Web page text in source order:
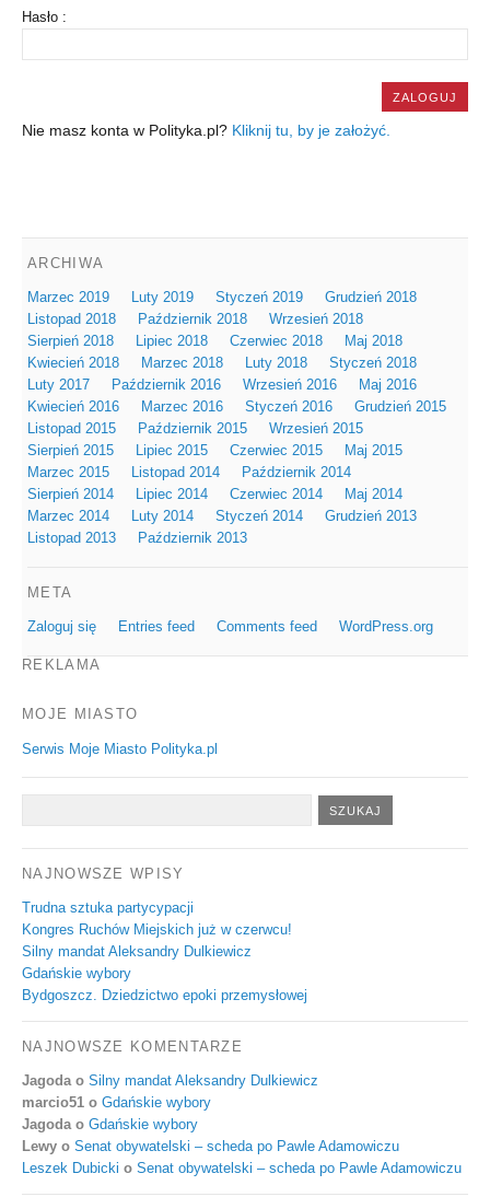
Hasło :
Nie masz konta w Polityka.pl? Kliknij tu, by je założyć.
ARCHIWA
Marzec 2019 Luty 2019 Styczeń 2019
Grudzień 2018
Listopad 2018
Październik 2018
Wrzesień 2018
Sierpień 2018
Lipiec 2018 Czerwiec 2018
Maj 2018
Kwiecień 2018
Marzec 2018 Luty 2018
Styczeń 2018
Luty 2017
Październik 2016 Wrzesień 2016
Maj 2016
Kwiecień 2016
Marzec 2016 Styczeń 2016
Grudzień 2015
Listopad 2015
Październik 2015
Wrzesień 2015
Sierpień 2015
Lipiec 2015 Czerwiec 2015
Maj 2015
Marzec 2015
Listopad 2014
Październik 2014
Sierpień 2014
Lipiec 2014 Czerwiec 2014
Maj 2014
Marzec 2014
Luty 2014 Styczeń 2014
Grudzień 2013
Listopad 2013
Październik 2013
META
Zaloguj się Entries feed Comments feed WordPress.org
REKLAMA
MOJE MIASTO
Serwis Moje Miasto Polityka.pl
NAJNOWSZE WPISY
Trudna sztuka partycypacji
Kongres Ruchów Miejskich już w czerwcu!
Silny mandat Aleksandry Dulkiewicz
Gdańskie wybory
Bydgoszcz. Dziedzictwo epoki przemysłowej
NAJNOWSZE KOMENTARZE
Jagoda o Silny mandat Aleksandry Dulkiewicz
marcio51 o Gdańskie wybory
Jagoda o Gdańskie wybory
Lewy o Senat obywatelski – scheda po Pawle Adamowiczu
Leszek Dubicki o Senat obywatelski – scheda po Pawle Adamowiczu